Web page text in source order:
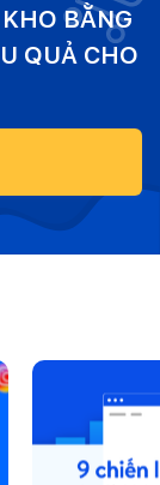
BẰNG
QUẢ CHO